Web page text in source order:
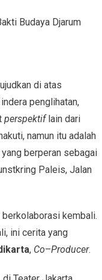
Budaya Djarum
di atas
penglihatan,
perspektiflain dari
namun itu adalah
berperan sebagai
Paleis, Jalan
kembali.
ini cerita yang
, Co–Producer.